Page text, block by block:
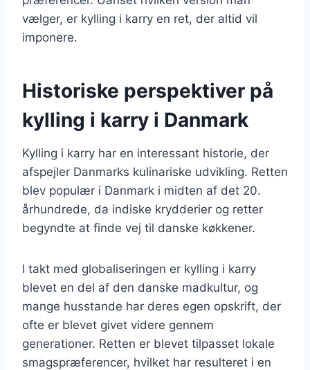
vælger, er kylling i karry en ret, der altid vil
imponere.
Historiske perspektiver på
kylling i karry i Danmark
Kylling i karry har en interessant historie, der
afspejler Danmarks kulinariske udvikling. Retten
blev populær i Danmark i midten af det 20.
århundrede, da indiske krydderier og retter
begyndte at finde vej til danske køkkener.
I takt med globaliseringen er kylling i karry
blevet en del af den danske madkultur, og
mange husstande har deres egen opskrift, der
ofte er blevet givet videre gennem
generationer. Retten er blevet tilpasset lokale
smagspræferencer, hvilket har resulteret i en